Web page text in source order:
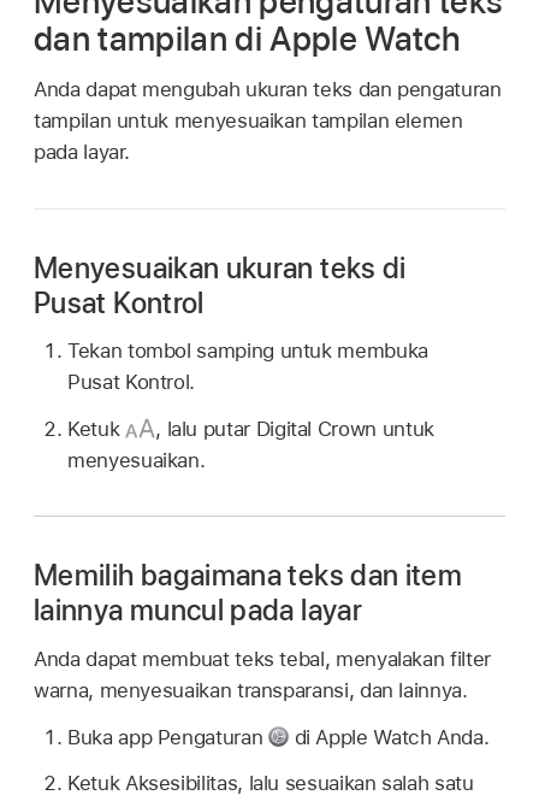
dan tampilan di Apple Watch
Anda dapat mengubah ukuran teks dan pengaturan
tampilan untuk menyesuaikan tampilan elemen
pada layar.
Menyesuaikan ukuran teks di
Pusat Kontrol
Tekan tombol samping untuk membuka
Pusat Kontrol.
Ketuk
, lalu putar Digital Crown untuk
menyesuaikan.
Memilih bagaimana teks dan item
lainnya muncul pada layar
Anda dapat membuat teks tebal, menyalakan filter
warna, menyesuaikan transparansi, dan lainnya.
Buka app Pengaturan
di Apple Watch Anda.
Ketuk Aksesibilitas, lalu sesuaikan salah satu